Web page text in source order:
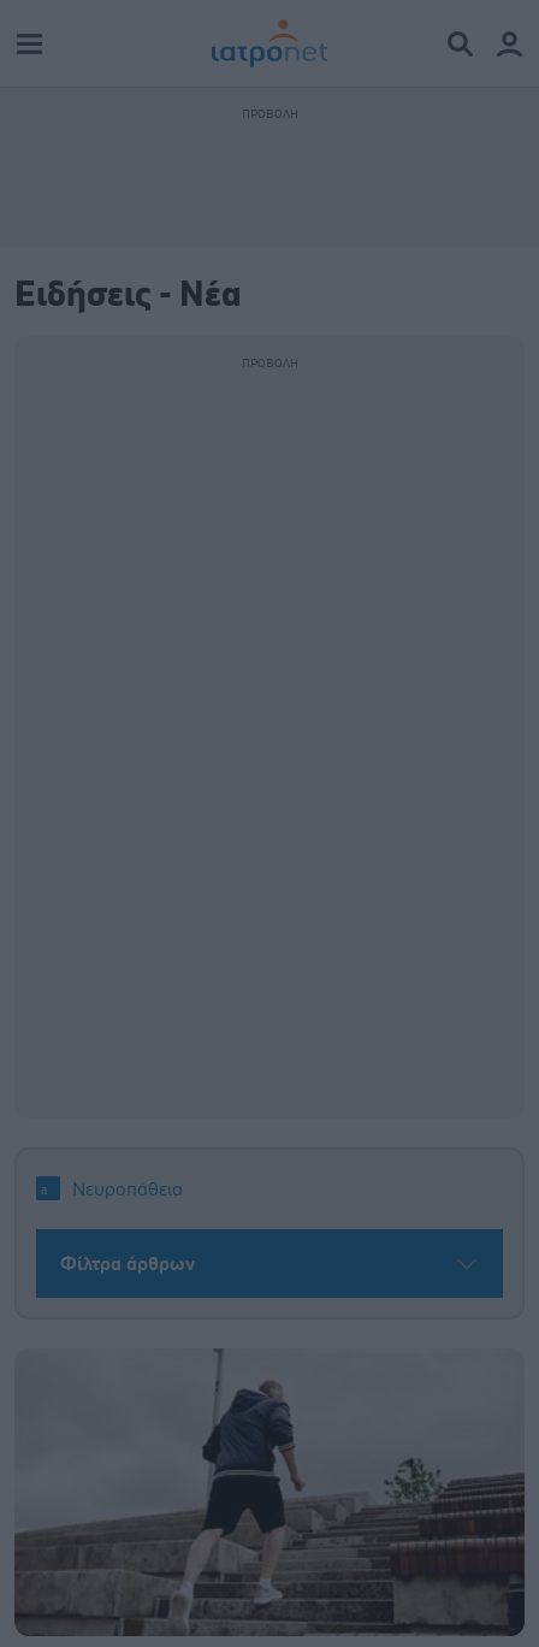
Ειδήσεις - Νέα
Νευροπάθεια
Φίλτρα άρθρων